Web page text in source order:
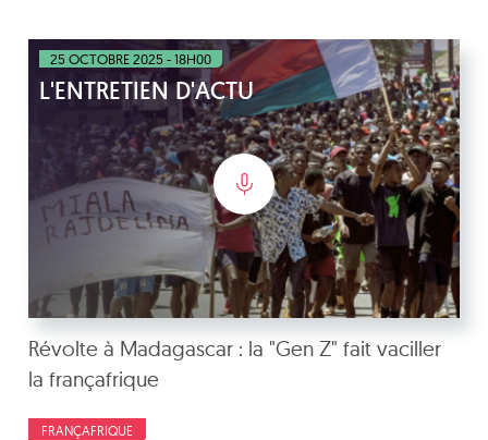
25 OCTOBRE 2025 - 18H00
L'ENTRETIEN D'ACTU
Révolte à Madagascar : la "Gen Z" fait vaciller
la françafrique
FRANÇAFRIQUE